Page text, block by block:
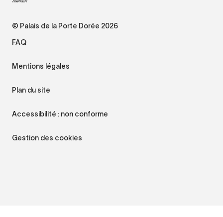
© Palais de la Porte Dorée 2026
FAQ
Mentions légales
Plan du site
Accessibilité : non conforme
Gestion des cookies